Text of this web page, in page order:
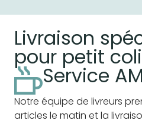
Livraison
pour petit
Service
Notre équipe de livreurs
articles le matin et la